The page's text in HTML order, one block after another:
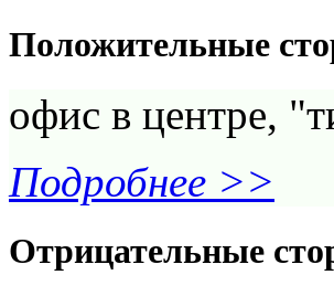
Положительные
офис в центре,
Подробнее >>
Отрицательные